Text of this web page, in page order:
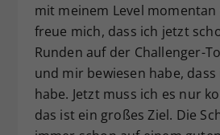
mit meinem Level
freue mich, dass ich jetzt
Runden auf der Challenger-
und mir bewiesen habe,
habe. Jetzt muss ich es nur
das ist ein großes Ziel. Die